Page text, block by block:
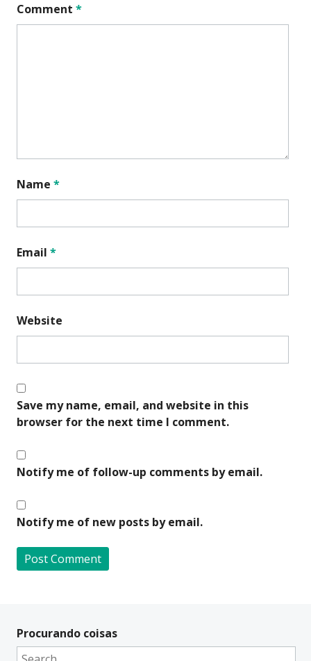
Comment *
Name *
Email *
Website
Save my name, email, and website in this
browser for the next time I comment.
Notify me of follow-up comments by email.
Notify me of new posts by email.
t
e
Procurando coisas
Search